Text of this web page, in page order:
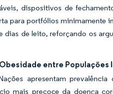
dispositivos de
para portfólios minimamente
dias de leito, reforçando os
entre Populações
apresentam
mais precoce da doença